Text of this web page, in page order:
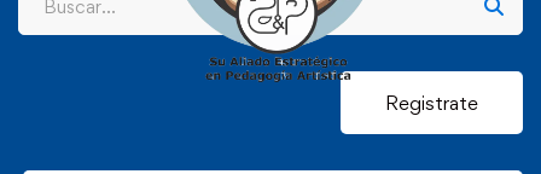
Registrate